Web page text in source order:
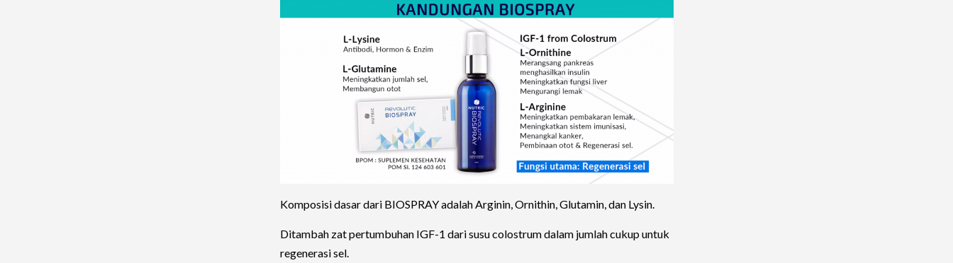
Komposisi dasar dari BIOSPRAY adalah Arginin, Ornithin, Glutamin, dan Lysin.
Ditambah zat pertumbuhan IGF-1 dari susu colostrum dalam jumlah cukup untuk
regenerasi sel.